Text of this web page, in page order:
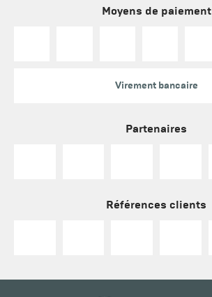
Moyens de paiement
Virement bancaire
Partenaires
Références clients